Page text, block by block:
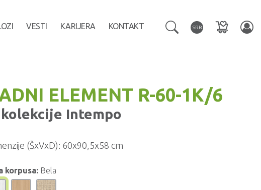
VESTI KARIJERA KONTAKT SRB
ELEMENT R-60-1K/6
Intempo
(ŠxVxD): 60x90,5x58 cm
korpusa: Bela